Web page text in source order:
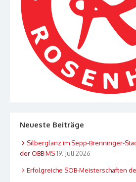
Neueste Beiträge
Silberglanz im Sepp-Brenninger-
der OBB MS19. Juli 2026
Erfolgreiche SOB-Meisterschaften